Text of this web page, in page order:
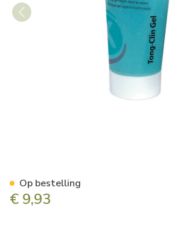
€ 9,93
Op bestelling